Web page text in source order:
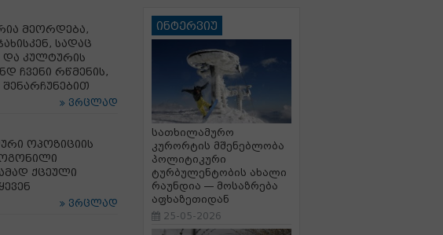
მეორდება,
სადაც
და კულტურის
ჩვენი რწმენის,
ვრცლად
ოპოზიციის
ქცეული
ვრცლად
ინტერვიუ
სათხილამურო
კურორტის მშენებლობა
პოლიტიკური
ტურბულენტობის ახალი
რაუნდია — მოსაზრება
აფხაზეთიდან
25-05-2026